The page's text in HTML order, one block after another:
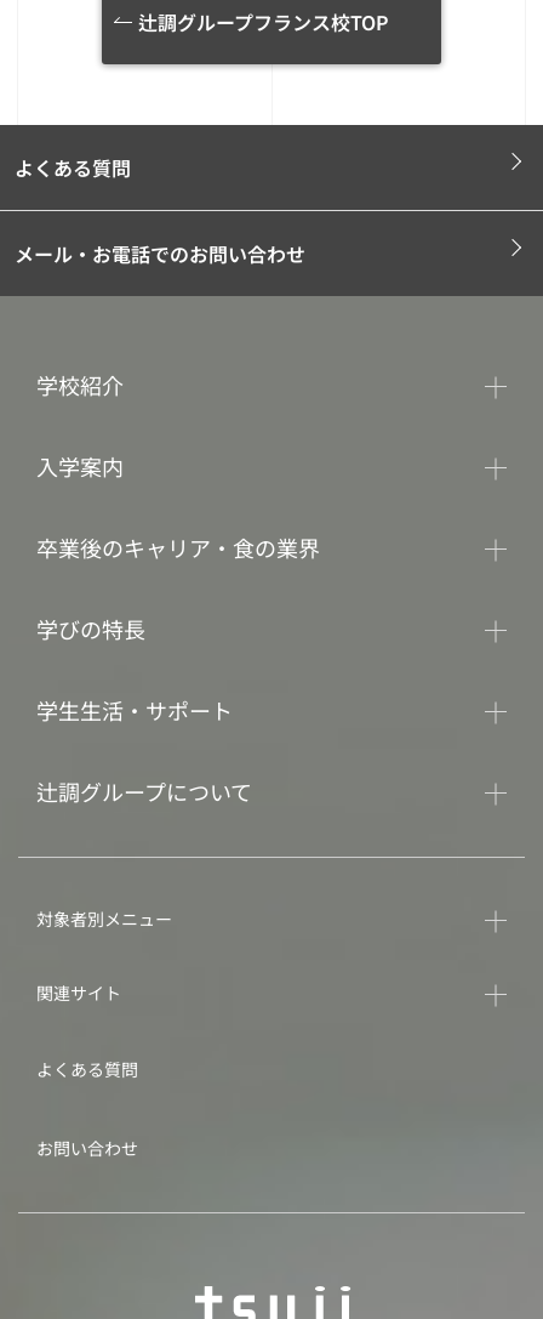
辻調グループフランス校TOP
よくある質問
メール・お電話でのお問い合わせ
学校紹介
入学案内
卒業後のキャリア・食の業界
学びの特長
学生生活・サポート
辻調グループについて
対象者別メニュー
関連サイト
よくある質問
お問い合わせ